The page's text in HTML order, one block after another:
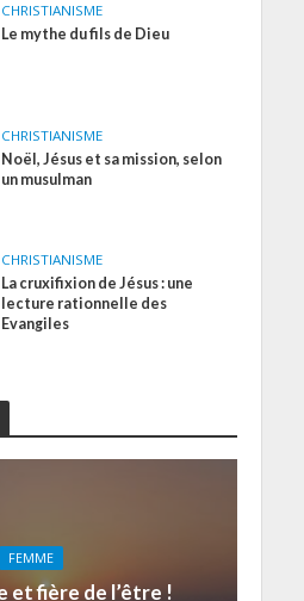
CHRISTIANISME
Le mythe du fils de Dieu
CHRISTIANISME
Noël, Jésus et sa mission, selon
un musulman
CHRISTIANISME
La cruxifixion de Jésus : une
lecture rationnelle des
Evangiles
FEMME
et fière de l’être !